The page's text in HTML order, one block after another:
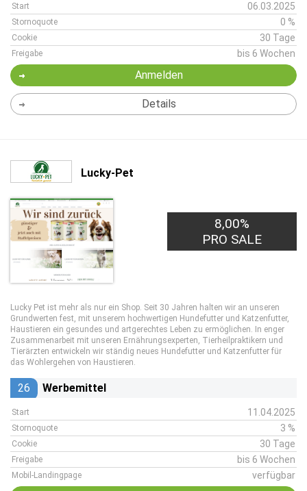
Start 06.03.2025
Stornoquote 0 %
Cookie 30 Tage
Freigabe bis 6 Wochen
Anmelden
Details
Lucky-Pet
8,00%
PRO SALE
Lucky Pet ist mehr als nur ein Shop. Seit 30 Jahren halten wir an unseren
Grundwerten fest, mit unserem hochwertigen Hundefutter und Katzenfutter,
Haustieren ein gesundes und artgerechtes Leben zu ermöglichen. In enger
Zusammenarbeit mit unseren Ernährungsexperten, Tierheilpraktikern und
Tierärzten entwickeln wir ständig neues Hundefutter und Katzenfutter für
das Wohlergehen von Haustieren.
26 Werbemittel
Start 11.04.2025
Stornoquote 3 %
Cookie 30 Tage
Freigabe bis 6 Wochen
Mobil-Landingpage verfügbar